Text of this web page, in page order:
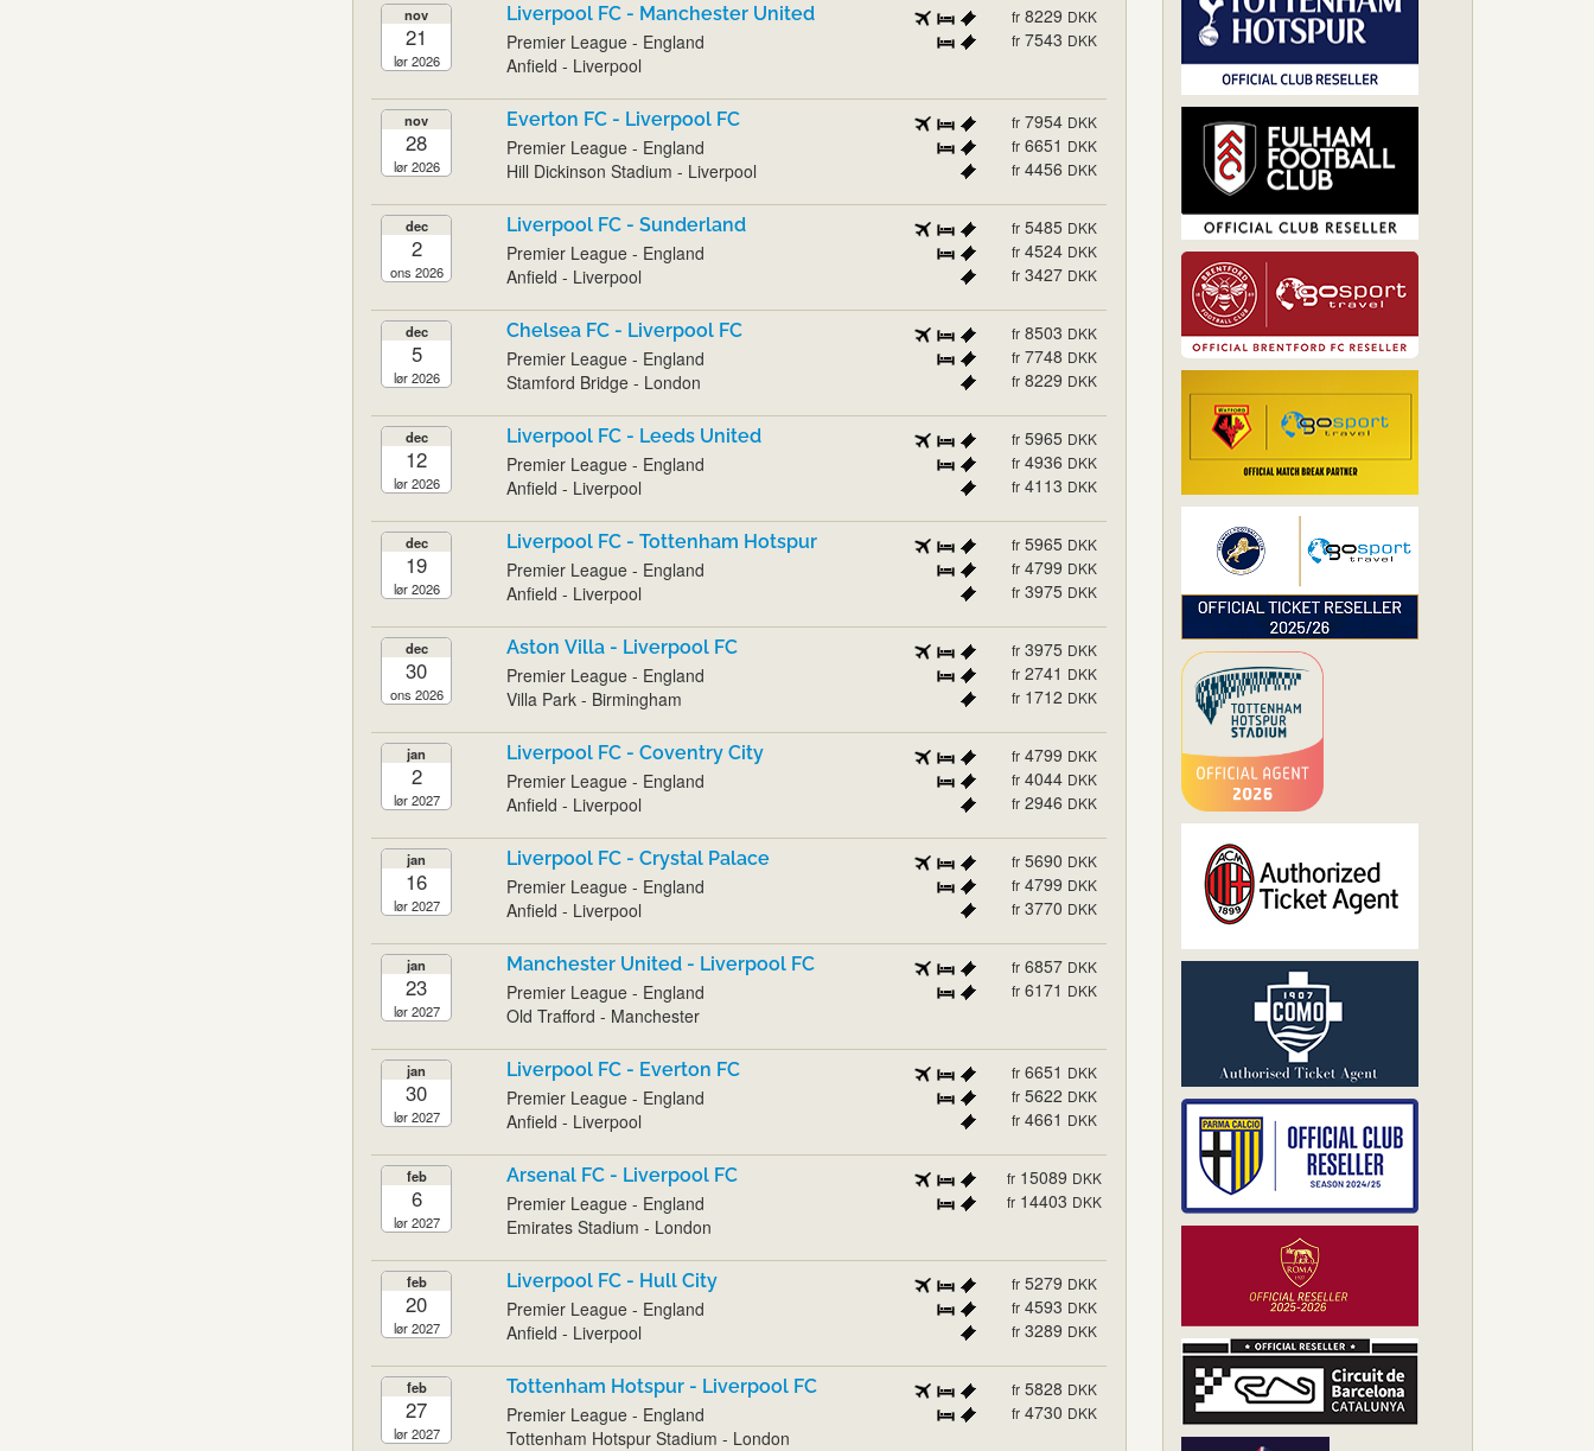
nov
21
lør 2026
Liverpool FC - Manchester United
Premier League - England
Anfield - Liverpool
fr 8229 DKK
fr 7543 DKK
nov
28
lør 2026
Everton FC - Liverpool FC
Premier League - England
Hill Dickinson Stadium - Liverpool
fr 7954 DKK
fr 6651 DKK
fr 4456 DKK
dec
2
ons 2026
Liverpool FC - Sunderland
Premier League - England
Anfield - Liverpool
fr 5485 DKK
fr 4524 DKK
fr 3427 DKK
dec
5
lør 2026
Chelsea FC - Liverpool FC
Premier League - England
Stamford Bridge - London
fr 8503 DKK
fr 7748 DKK
fr 8229 DKK
dec
12
lør 2026
Liverpool FC - Leeds United
Premier League - England
Anfield - Liverpool
fr 5965 DKK
fr 4936 DKK
fr 4113 DKK
dec
19
lør 2026
Liverpool FC - Tottenham Hotspur
Premier League - England
Anfield - Liverpool
fr 5965 DKK
fr 4799 DKK
fr 3975 DKK
dec
30
ons 2026
Aston Villa - Liverpool FC
Premier League - England
Villa Park - Birmingham
fr 3975 DKK
fr 2741 DKK
fr 1712 DKK
jan
2
lør 2027
Liverpool FC - Coventry City
Premier League - England
Anfield - Liverpool
fr 4799 DKK
fr 4044 DKK
fr 2946 DKK
jan
16
lør 2027
Liverpool FC - Crystal Palace
Premier League - England
Anfield - Liverpool
fr 5690 DKK
fr 4799 DKK
fr 3770 DKK
jan
23
lør 2027
Manchester United - Liverpool FC
Premier League - England
Old Trafford - Manchester
fr 6857 DKK
fr 6171 DKK
jan
30
lør 2027
Liverpool FC - Everton FC
Premier League - England
Anfield - Liverpool
fr 6651 DKK
fr 5622 DKK
fr 4661 DKK
feb
6
lør 2027
Arsenal FC - Liverpool FC
Premier League - England
Emirates Stadium - London
fr 15089 DKK
fr 14403 DKK
feb
20
lør 2027
Liverpool FC - Hull City
Premier League - England
Anfield - Liverpool
fr 5279 DKK
fr 4593 DKK
fr 3289 DKK
feb
27
lør 2027
Tottenham Hotspur - Liverpool FC
Premier League - England
Tottenham Hotspur Stadium - London
fr 5828 DKK
fr 4730 DKK